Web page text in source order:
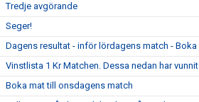
Tredje avgörande
Seger!
Dagens resultat - inför lördagens match -
Vinstlista 1 Kr Matchen. Dessa nedan har vunnit
Boka mat till onsdagens match